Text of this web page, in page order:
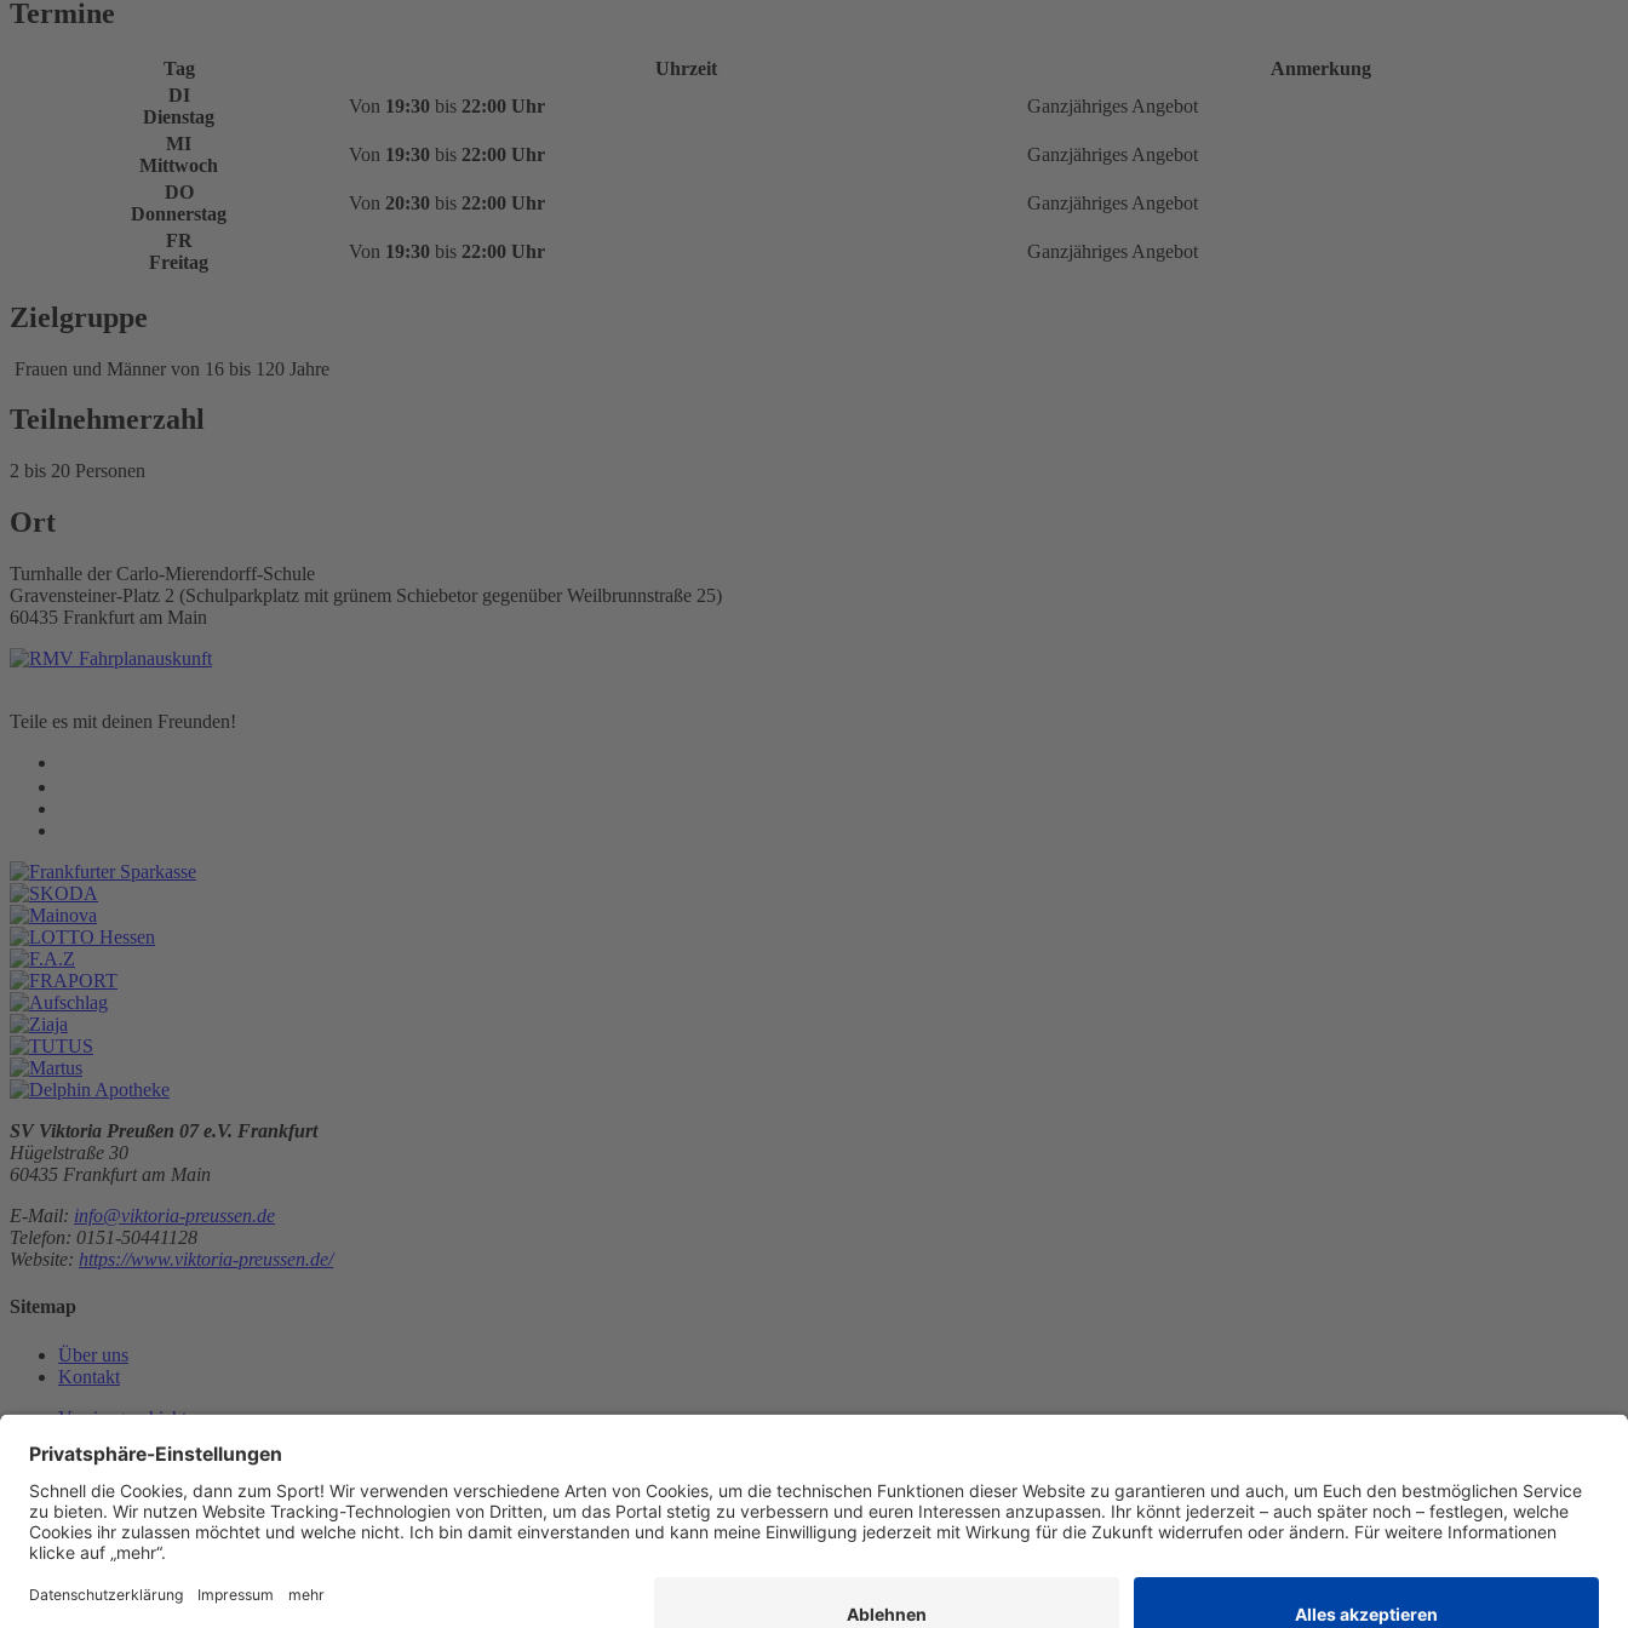
Termine
Tag Uhrzeit
Anmerkung
DI
Dienstag
Von 19:30 bis 22:00 Uhr
Ganzjähriges Angebot
MI
Mittwoch
Von 19:30 bis 22:00 Uhr
Ganzjähriges Angebot
DO
Donnerstag
Von 20:30 bis 22:00 Uhr
Ganzjähriges Angebot
FR
Freitag
Von 19:30 bis 22:00 Uhr Ganzjähriges Angebot
Zielgruppe
Frauen und Männer von 16 bis 120 Jahre
Teilnehmerzahl
2 bis 20 Personen
Ort
Turnhalle der Carlo-Mierendorff-Schule
Gravensteiner-Platz 2 (Schulparkplatz mit grünem Schiebetor gegenüber Weilbrunnstraße 25)
60435 Frankfurt am Main
Teile es mit deinen Freunden!
SV Viktoria Preußen 07 e.V. Frankfurt
Hügelstraße 30
60435 Frankfurt am Main
E-Mail: info@viktoria-preussen.de
Telefon: 0151-50441128
Website: https://www.viktoria-preussen.de/
Sitemap
Über uns
Kontakt
Vereinsgeschichte
Kontakt
Kontakt
aufnehmen
Datenschutzeinstellungen